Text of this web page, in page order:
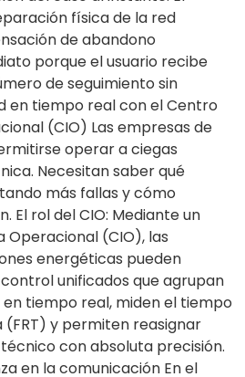
física de la red
de abandono
porque el usuario recibe
de seguimiento sin
en tiempo real con el Centro
(CIO) Las empresas de
operar a ciegas
Necesitan saber qué
más fallas y cómo
El rol del CIO: Mediante un
Operacional (CIO), las
energéticas pueden
unificados que agrupan
tiempo real, miden el tiempo
y permiten reasignar
con absoluta precisión.
en la comunicación En el